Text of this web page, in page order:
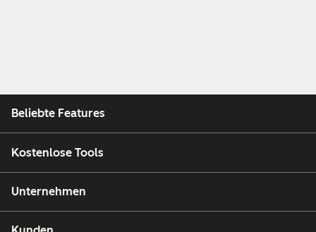
Beliebte Features
Kostenlose Tools
Unternehmen